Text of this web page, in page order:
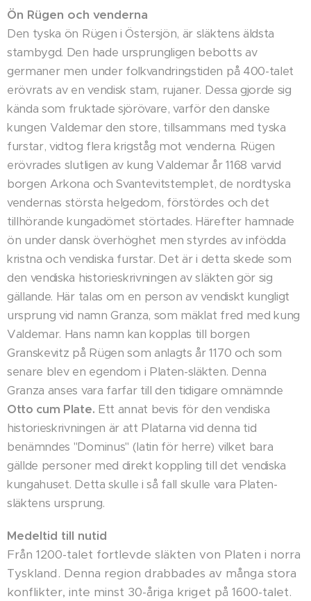
Ön Rügen och venderna
Den tyska ön Rügen i Östersjön, är släktens äldsta
stambygd. Den hade ursprungligen bebotts av
germaner men under folkvandringstiden på 400-talet
erövrats av en vendisk stam, rujaner. Dessa gjorde sig
kända som fruktade sjörövare, varför den danske
kungen Valdemar den store, tillsammans med tyska
furstar, vidtog flera krigståg mot venderna. Rügen
erövrades slutligen av kung Valdemar år 1168 varvid
borgen Arkona och Svantevitstemplet, de nordtyska
vendernas största helgedom, förstördes och det
tillhörande kungadömet störtades. Härefter hamnade
ön under dansk överhöghet men styrdes av infödda
kristna och vendiska furstar. Det är i detta skede som
den vendiska historieskrivningen av släkten gör sig
gällande. Här talas om en person av vendiskt kungligt
ursprung vid namn Granza, som mäklat fred med kung
Valdemar. Hans namn kan kopplas till borgen
Granskevitz på Rügen som anlagts år 1170 och som
senare blev en egendom i Platen-släkten. Denna
Granza anses vara farfar till den tidigare omnämnde
Otto cum Plate. Ett annat bevis för den vendiska
historieskrivningen är att Platarna vid denna tid
benämndes "Dominus" (latin för herre) vilket bara
gällde personer med direkt koppling till det vendiska
kungahuset. Detta skulle i så fall skulle vara Platen-
släktens ursprung.
Medeltid till nutid
Från 1200-talet fortlevde släkten von Platen i norra
Tyskland. Denna region drabbades av många stora
konflikter, inte minst 30-åriga kriget på 1600-talet.